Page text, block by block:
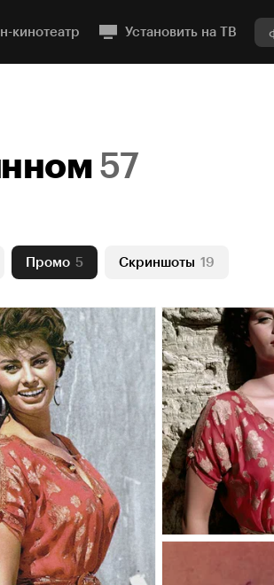
кинотеатр Установить на ТВ
57
Промо 5 Скриншоты 19